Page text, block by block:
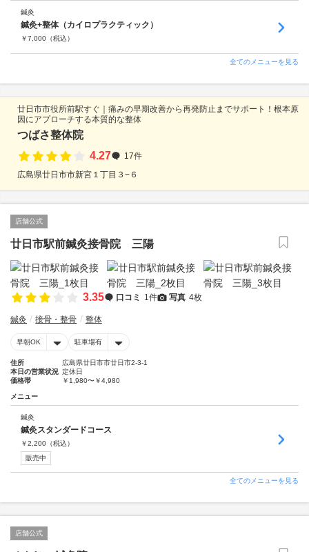
鍼灸
鍼灸+整体（カイロプラクティック）
￥7,000 （税込）
全てのメニューを見る
廿日市市役所前駅すぐ｜痛みの早期改善から再発防止までサポート！根本原
因にアプローチする本質的な整体
つばさ整体院
4.27
17件
広島県廿日市市新宮１丁目３−６
店舗公式
廿日市駅前鍼灸接骨院 三陽
3.35 口コミ 1件 写真 4枚
鍼灸 接骨・整骨 整体
早朝OK 駐車場有
住所
広島県廿日市市廿日市2-3-1
本日の営業状況 定休日
価格帯
￥1,980〜￥4,980
メニュー
鍼灸
鍼灸スタンダードコース
￥2,200 （税込）
販売中
全てのメニューを見る
店舗公式